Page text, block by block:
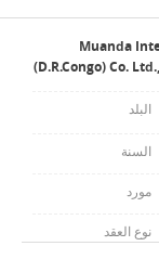
Muanda
(D.R.Congo) Co.